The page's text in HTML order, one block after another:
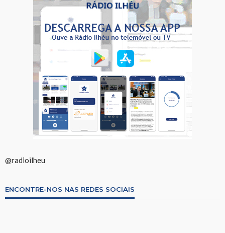
@radioilheu
ENCONTRE-NOS NAS REDES SOCIAIS